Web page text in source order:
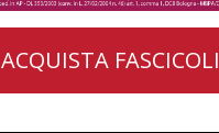
ACQUISTA FASCICOLI